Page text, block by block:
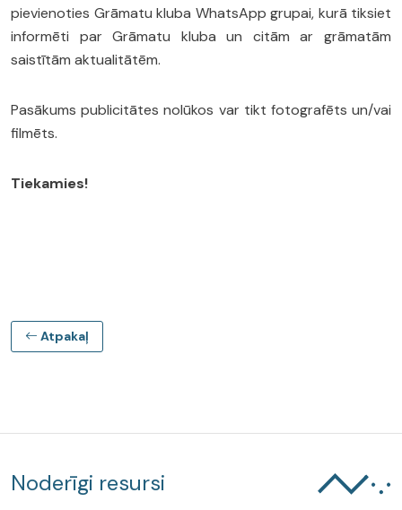
pievienoties Grāmatu kluba WhatsApp grupai, kurā tiksiet
informēti par Grāmatu kluba un citām ar grāmatām
saistītām aktualitātēm.
Pasākums publicitātes nolūkos var tikt fotografēts un/vai
filmēts.
Tiekamies!
Atpakaļ
Noderīgi resursi